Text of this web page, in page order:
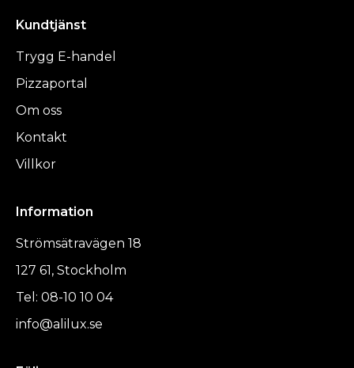
Kundtjänst
Trygg E-handel
Pizzaportal
Om oss
Kontakt
Villkor
Information
Strömsätravägen 18
127 61, Stockholm
Tel: 08-10 10 04
info@alilux.se